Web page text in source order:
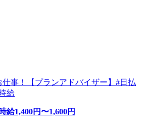
事！【プランアドバイザー】#日払
給
時給1,400円〜1,600円